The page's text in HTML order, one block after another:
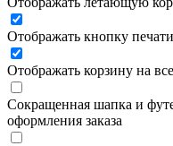
Отображать кнопку
Отображать корзину на
Сокращенная шапка и
оформления заказа